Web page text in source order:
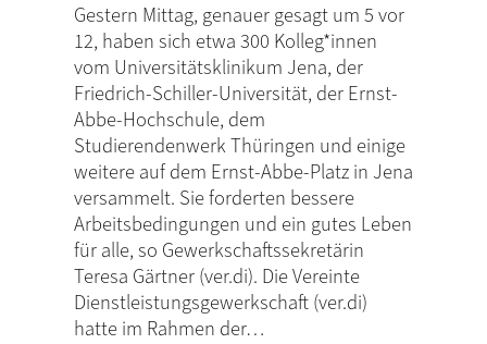
Gestern Mittag, genauer gesagt um 5 vor
12, haben sich etwa 300 Kolleg*innen
vom Universitätsklinikum Jena, der
Friedrich-Schiller-Universität, der Ernst-
Abbe-Hochschule, dem
Studierendenwerk Thüringen und einige
weitere auf dem Ernst-Abbe-Platz in Jena
versammelt. Sie forderten bessere
Arbeitsbedingungen und ein gutes Leben
für alle, so Gewerkschaftssekretärin
Teresa Gärtner (ver.di). Die Vereinte
Dienstleistungsgewerkschaft (ver.di)
hatte im Rahmen der…